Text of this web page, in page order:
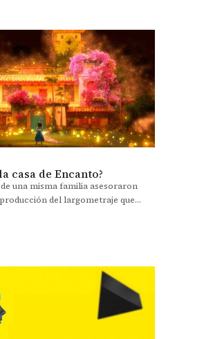
casa de Encanto?
una misma familia asesoraron
del largometraje que